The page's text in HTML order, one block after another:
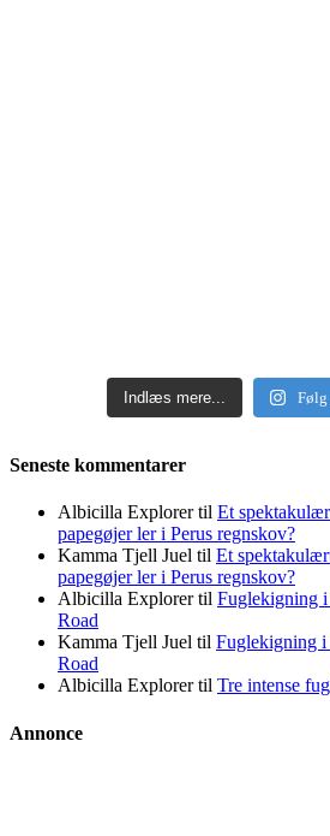
Indlæs mere... Følg
Seneste kommentarer
Albicilla Explorertil Et
papegøjer ler i Perus regnskov?
Kamma Tjell Juel til Et
papegøjer ler i Perus regnskov?
Albicilla Explorertil Fuglekigning i
Road
Kamma Tjell Juel til Fuglekigning i
Road
Albicilla Explorertil Tre intense
Annonce